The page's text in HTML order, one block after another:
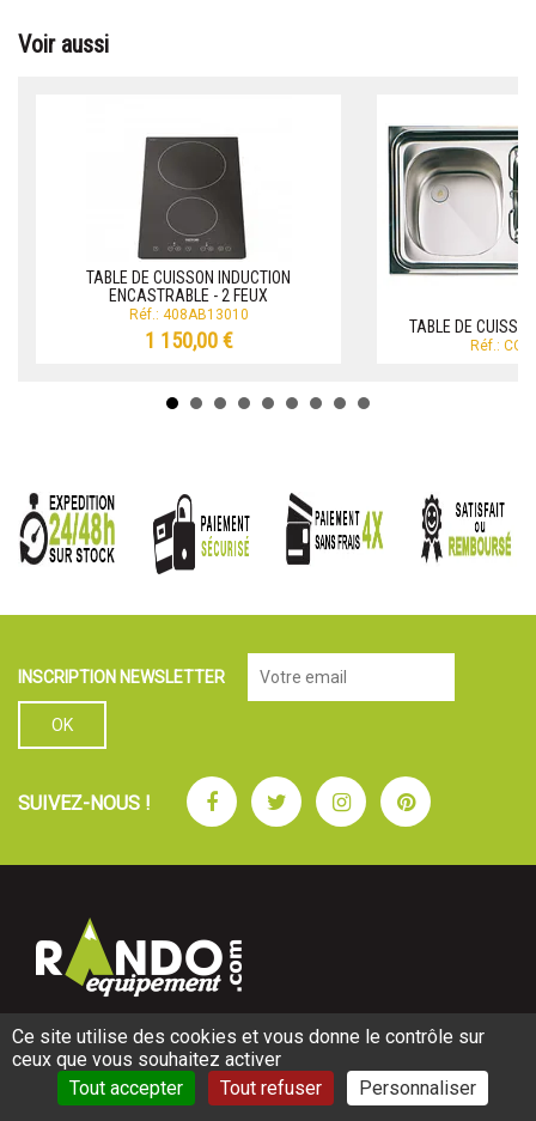
Voir aussi
TABLE DE CUISSON INDUCTION
ENCASTRABLE - 2 FEUX
Réf.: 408AB13010
1 150,00 €
TABLE DE
Réf.:
INSCRIPTION NEWSLETTER
SUIVEZ-NOUS ! FacebookTwitterInstagramPinterest
SAS au Capital 80 000 €
Adresse boutique :
890 Boulevard du Mercantour
06200 NICE
Ce site utilise des cookies et vous donne le contrôle sur
ceux que vous souhaitez activer
Tout accepter
Tout refuser Personnaliser